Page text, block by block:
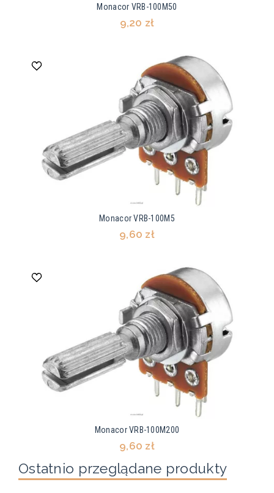
Monacor VRB-100M50
9,20 zł
Monacor VRB-100M5
9,60 zł
Monacor VRB-100M200
9,60 zł
Ostatnio przeglądane produkty